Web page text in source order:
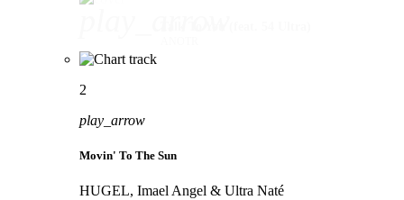
2
play_arrow
Movin' To The Sun
HUGEL, Imael Angel & Ultra Naté